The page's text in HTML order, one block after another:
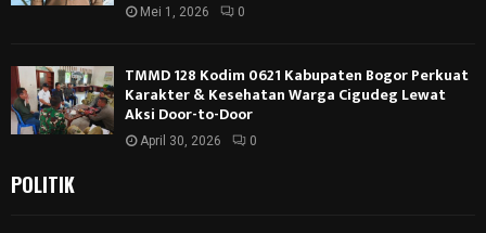
Mei 1, 2026 0
TMMD 128 Kodim 0621 Kabupaten Bogor Perkuat
Karakter & Kesehatan Warga Cigudeg Lewat
Aksi Door-to-Door
April 30, 2026 0
POLITIK